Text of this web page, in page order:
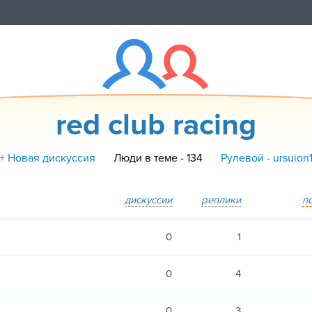
red club racing
+ Новая дискуссия Люди в теме - 134 Рулевой - ursuion1
дискуссии реплики
0 1
0 4